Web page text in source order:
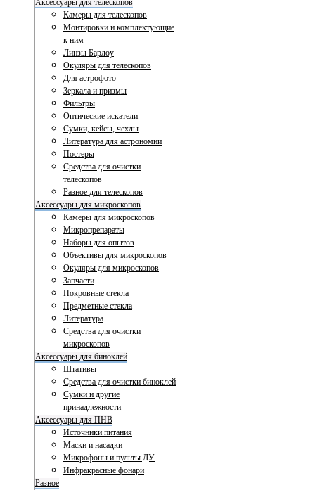
Аксессуары для телескопов
Камеры для телескопов
Монтировки и комплектующие
к ним
Линзы Барлоу
Окуляры для телескопов
Для астрофото
Зеркала и призмы
Фильтры
Оптические искатели
Сумки, кейсы, чехлы
Литература для астрономии
Постеры
Средства для очистки
телескопов
Разное для телескопов
Аксессуары для микроскопов
Камеры для микроскопов
Микропрепараты
Наборы для опытов
Объективы для микроскопов
Окуляры для микроскопов
Запчасти
Покровные стекла
Предметные стекла
Литература
Средства для очистки
микроскопов
Аксессуары для биноклей
Штативы
Средства для очистки биноклей
Сумки и другие
принадлежности
Аксессуары для ПНВ
Источники питания
Маски и насадки
Микрофоны и пульты ДУ
Инфракрасные фонари
Разное